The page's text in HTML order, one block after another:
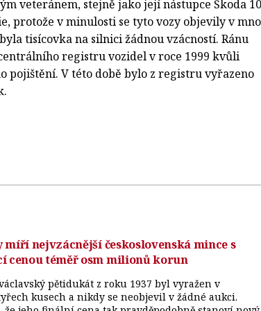
veteránem, stejně jako její nástupce Škoda
protože v minulosti se tyto vozy objevily v
tisícovka na silnici žádnou vzácností. Ránu
registru vozidel v roce 1999 kvůli
pojištění. V této době bylo z registru vyřazeno
míří nejvzácnější československá mince s
cenou téměř osm milionů korun
pětidukát z roku 1937 byl vyražen v
kusech a nikdy se neobjevil v žádné aukci.